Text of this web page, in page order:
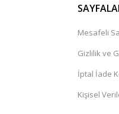
Mesafeli
Gizlilik ve
İptal İade
Kişisel